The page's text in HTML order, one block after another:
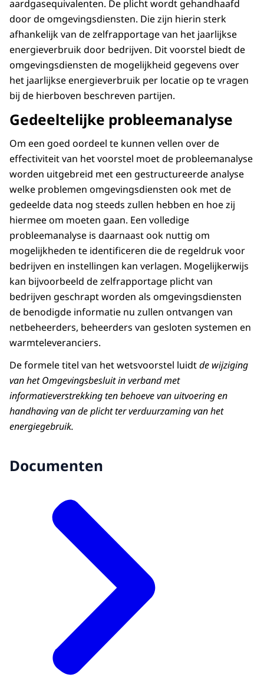
aardgasequivalenten. De plicht wordt gehandhaafd
door de omgevingsdiensten. Die zijn hierin sterk
afhankelijk van de zelfrapportage van het jaarlijkse
energieverbruik door bedrijven. Dit voorstel biedt de
omgevingsdiensten de mogelijkheid gegevens over
het jaarlijkse energieverbruik per locatie op te vragen
bij de hierboven beschreven partijen.
Gedeeltelijke probleemanalyse
Om een goed oordeel te kunnen vellen over de
effectiviteit van het voorstel moet de probleemanalyse
worden uitgebreid met een gestructureerde analyse
welke problemen omgevingsdiensten ook met de
gedeelde data nog steeds zullen hebben en hoe zij
hiermee om moeten gaan. Een volledige
probleemanalyse is daarnaast ook nuttig om
mogelijkheden te identificeren die de regeldruk voor
bedrijven en instellingen kan verlagen. Mogelijkerwijs
kan bijvoorbeeld de zelfrapportage plicht van
bedrijven geschrapt worden als omgevingsdiensten
de benodigde informatie nu zullen ontvangen van
netbeheerders, beheerders van gesloten systemen en
warmteleveranciers.
De formele titel van het wetsvoorstel luidtde wijziging
van het Omgevingsbesluit in verband met
informatieverstrekking ten behoeve van uitvoering en
handhaving van de plicht ter verduurzaming van het
energiegebruik.
Documenten